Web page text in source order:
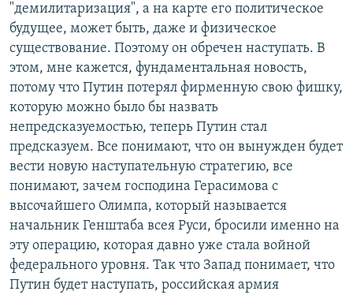
"демилитаризация", а на карте его политическое
будущее, может быть, даже и физическое
существование. Поэтому он обречен наступать. В
этом, мне кажется, фундаментальная новость,
потому что Путин потерял фирменную свою фишку,
которую можно было бы назвать
непредсказуемостью, теперь Путин стал
предсказуем. Все понимают, что он вынужден будет
вести новую наступательную стратегию, все
понимают, зачем господина Герасимова с
высочайшего Олимпа, который называется
начальник Генштаба всея Руси, бросили именно на
эту операцию, которая давно уже стала войной
федерального уровня. Так что Запад понимает, что
Путин будет наступать, российская армия